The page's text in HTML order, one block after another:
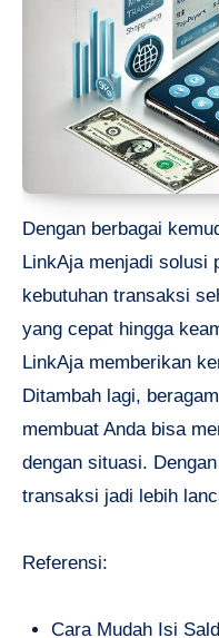
Dengan berbagai
LinkAja menjadi solusi
kebutuhan transaksi
yang cepat hingga
LinkAja memberikan
Ditambah lagi,
membuat Anda bisa
dengan situasi.
transaksi jadi lebih
Referensi:
Cara Mudah Isi